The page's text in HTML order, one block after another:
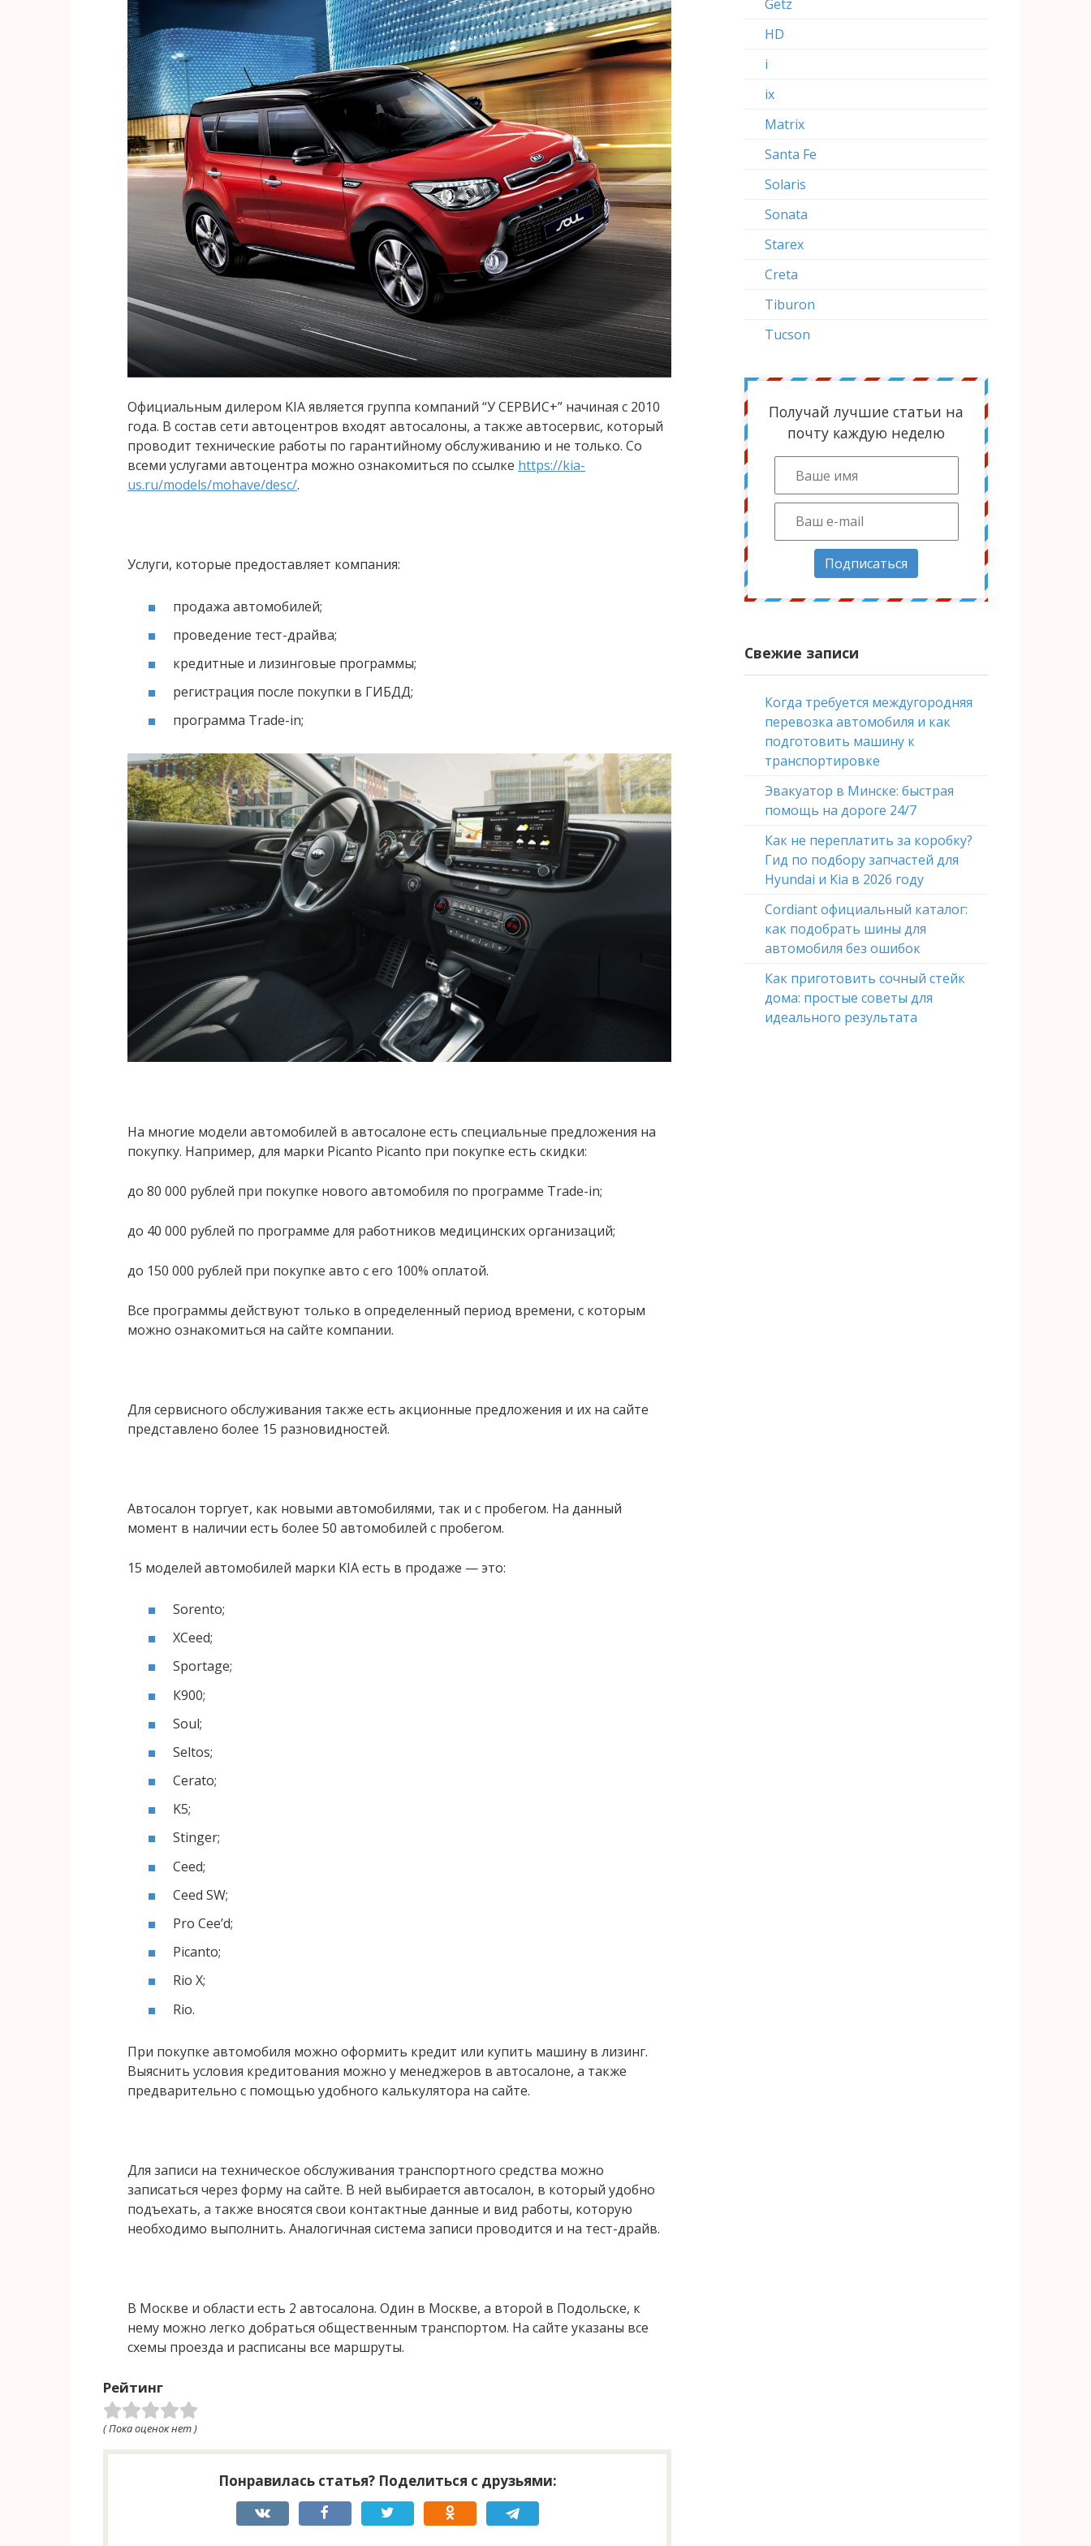
Официальным дилером KIA является группа компаний “У СЕРВИС+” начиная с 2010
года. В состав сети автоцентров входят автосалоны, а также автосервис, который
проводит технические работы по гарантийному обслуживанию и не только. Со
всеми услугами автоцентра можно ознакомиться по ссылке https://kia-
us.ru/models/mohave/desc/.
Услуги, которые предоставляет компания:
продажа автомобилей;
проведение тест-драйва;
кредитные и лизинговые программы;
регистрация после покупки в ГИБДД;
программа Trade-in;
На многие модели автомобилей в автосалоне есть специальные предложения на
покупку. Например, для марки Picanto Picanto при покупке есть скидки:
до 80 000 рублей при покупке нового автомобиля по программе Trade-in;
до 40 000 рублей по программе для работников медицинских организаций;
до 150 000 рублей при покупке авто с его 100% оплатой.
Все программы действуют только в определенный период времени, с которым
можно ознакомиться на сайте компании.
Для сервисного обслуживания также есть акционные предложения и их на сайте
представлено более 15 разновидностей.
Автосалон торгует, как новыми автомобилями, так и с пробегом. На данный
момент в наличии есть более 50 автомобилей с пробегом.
15 моделей автомобилей марки KIA есть в продаже — это:
Sorento;
XCeed;
Sportage;
К900;
Soul;
Seltos;
Cerato;
K5;
Stinger;
Ceed;
Ceed SW;
Pro Cee’d;
Picanto;
Rio X;
Rio.
При покупке автомобиля можно оформить кредит или купить машину в лизинг.
Выяснить условия кредитования можно у менеджеров в автосалоне, а также
предварительно с помощью удобного калькулятора на сайте.
Для записи на техническое обслуживания транспортного средства можно
записаться через форму на сайте. В ней выбирается автосалон, в который удобно
подъехать, а также вносятся свои контактные данные и вид работы, которую
необходимо выполнить. Аналогичная система записи проводится и на тест-драйв.
В Москве и области есть 2 автосалона. Один в Москве, а второй в Подольске, к
нему можно легко добраться общественным транспортом. На сайте указаны все
схемы проезда и расписаны все маршруты.
Рейтинг
( Пока оценок нет )
Понравилась статья? Поделиться с друзьями:
Getz
HD
i
ix
Matrix
Santa Fe
Solaris
Sonata
Starex
Creta
Tiburon
Tucson
Получай лучшие статьи на
почту каждую неделю
Подписаться
Свежие записи
Когда требуется междугородняя
перевозка автомобиля и как
подготовить машину к
транспортировке
Эвакуатор в Минске: быстрая
помощь на дороге 24/7
Как не переплатить за коробку?
Гид по подбору запчастей для
Hyundai и Kia в 2026 году
Cordiant официальный каталог:
как подобрать шины для
автомобиля без ошибок
Как приготовить сочный стейк
дома: простые советы для
идеального результата